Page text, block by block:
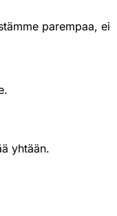
parempaa, ei
yhtään.